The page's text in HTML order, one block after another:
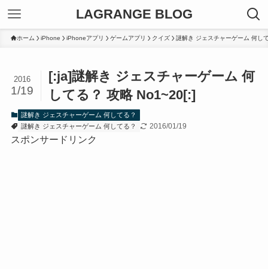
LAGRANGE BLOG
ホーム iPhone iPhoneアプリ ゲームアプリ クイズ 謎解き ジェスチャーゲーム 何し
[:ja]謎解き ジェスチャーゲーム 何
してる？ 攻略 No1~20[:]
2016
1/19
謎解き ジェスチャーゲーム 何してる？
謎解き ジェスチャーゲーム 何してる？
2016/01/19
スポンサードリンク